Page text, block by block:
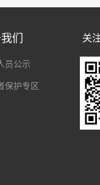
关
们
员公示
保护专区